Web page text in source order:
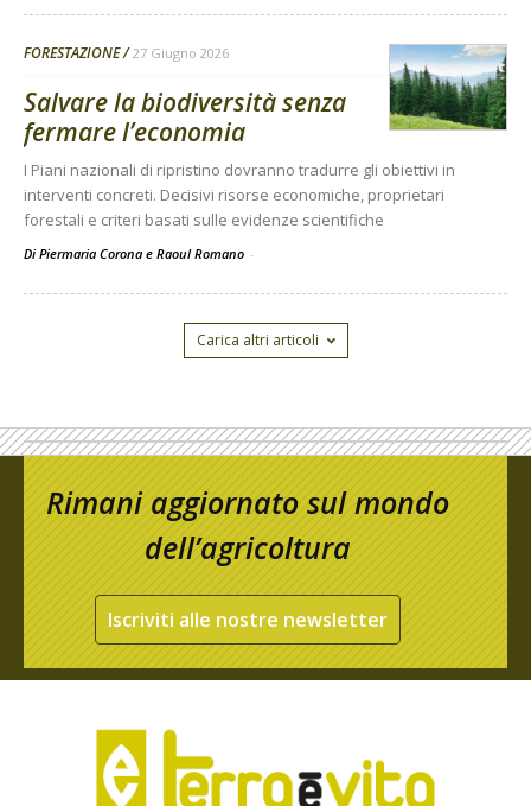
FORESTAZIONE 27 Giugno 2026
Salvare la biodiversità senza
fermare l’economia
I Piani nazionali di ripristino dovranno tradurre gli obiettivi in
interventi concreti. Decisivi risorse economiche, proprietari
forestali e criteri basati sulle evidenze scientifiche
Di Piermaria Corona e Raoul Romano -
Carica altri articoli
Rimani aggiornato sul mondo
dell’agricoltura
Iscriviti alle nostre newsletter